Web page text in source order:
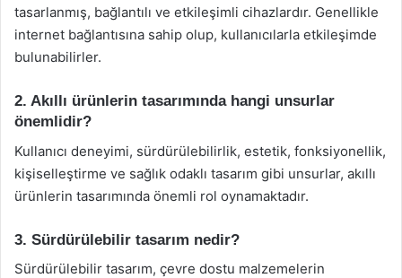
tasarlanmış, bağlantılı ve etkileşimli cihazlardır. Genellikle
internet bağlantısına sahip olup, kullanıcılarla etkileşimde
bulunabilirler.
2. Akıllı ürünlerin tasarımında hangi unsurlar
önemlidir?
Kullanıcı deneyimi, sürdürülebilirlik, estetik, fonksiyonellik,
kişiselleştirme ve sağlık odaklı tasarım gibi unsurlar, akıllı
ürünlerin tasarımında önemli rol oynamaktadır.
3. Sürdürülebilir tasarım nedir?
Sürdürülebilir tasarım, çevre dostu malzemelerin